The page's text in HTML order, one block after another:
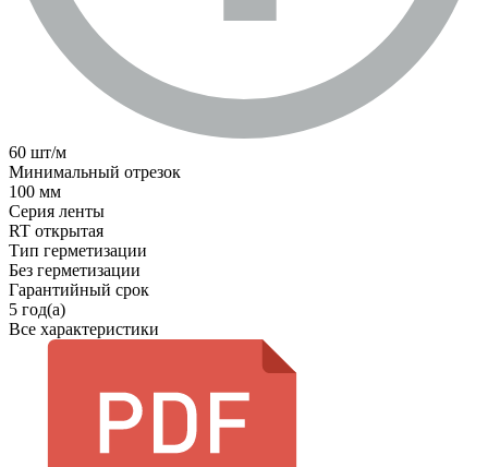
60 шт/м
Минимальный отрезок
100 мм
Серия ленты
RT открытая
Тип герметизации
Без герметизации
Гарантийный срок
5 год(а)
Все характеристики